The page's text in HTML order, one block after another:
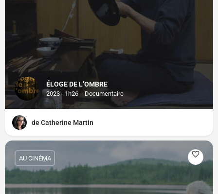
ÉLOGE DE L’OMBRE
2023 - 1h26 Documentaire
de Catherine Martin
AU CINÉMA